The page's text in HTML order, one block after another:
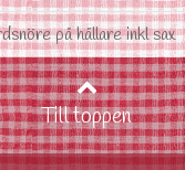
på hållare inkl sax
Till toppen